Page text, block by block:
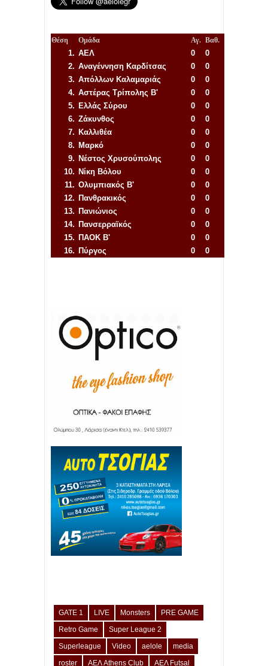
Θέση Ομάδα Αγ. Βαθ.
1. ΑΕΛ 0
0
2. Αναγέννηση Καρδίτσας 0
0
3. Απόλλων Καλαμαριάς 0
0
4. Αστέρας Τρίπολης Β' 0
0
5. Ελλάς Σύρου 0
0
6. Ζάκυνθος 0
0
7. Καλλιθέα 0
0
8. Μαρκό 0
0
9. Νέστος Χρυσούπολης 0
0
10. Νίκη Βόλου 0
0
11. Ολυμπιακός Β' 0
0
12. Πανθρακικός 0
0
13. Πανιώνιος 0
0
14. Πανσερραϊκός 0
0
15. ΠΑΟΚ Β' 0
0
16. Πύργος 0
0
GATE 1 LIVE Monsters
PRE GAME
Retro Game
Super League 2
Superleague
Video aelole
media
roster
ΑΕΛ Athens Club ΑΕΛ Futsal